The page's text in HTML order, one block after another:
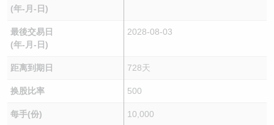
(年-月-日)
最後交易日
(年-月-日)
2028-08-03
距离到期日 728天
换股比率 500
每手(份) 10,000